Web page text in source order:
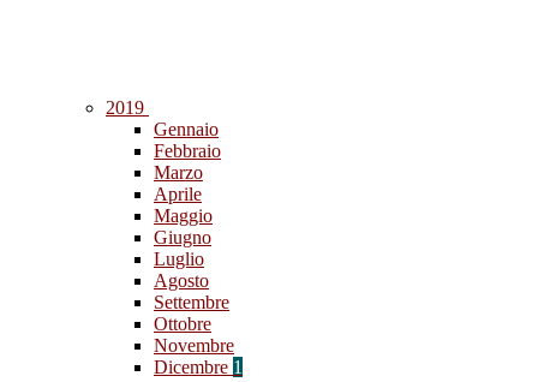
2019
Gennaio
Febbraio
Marzo
Aprile
Maggio
Giugno
Luglio
Agosto
Settembre
Ottobre
Novembre
Dicembre 1